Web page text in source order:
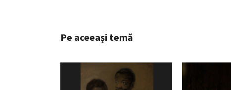
Pe aceeași temă